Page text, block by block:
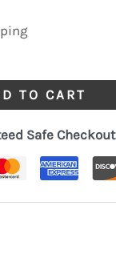
TO CART
Safe Checkout